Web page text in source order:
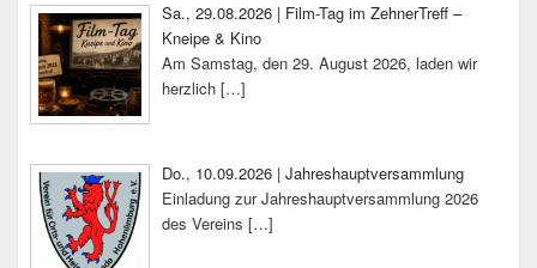
Sa., 29.08.2026 | Film-Tag im ZehnerTreff –
Kneipe & Kino
Am Samstag, den 29. August 2026, laden wir
herzlich […]
Do., 10.09.2026 | Jahreshauptversammlung
Einladung zur Jahreshauptversammlung 2026
des Vereins […]